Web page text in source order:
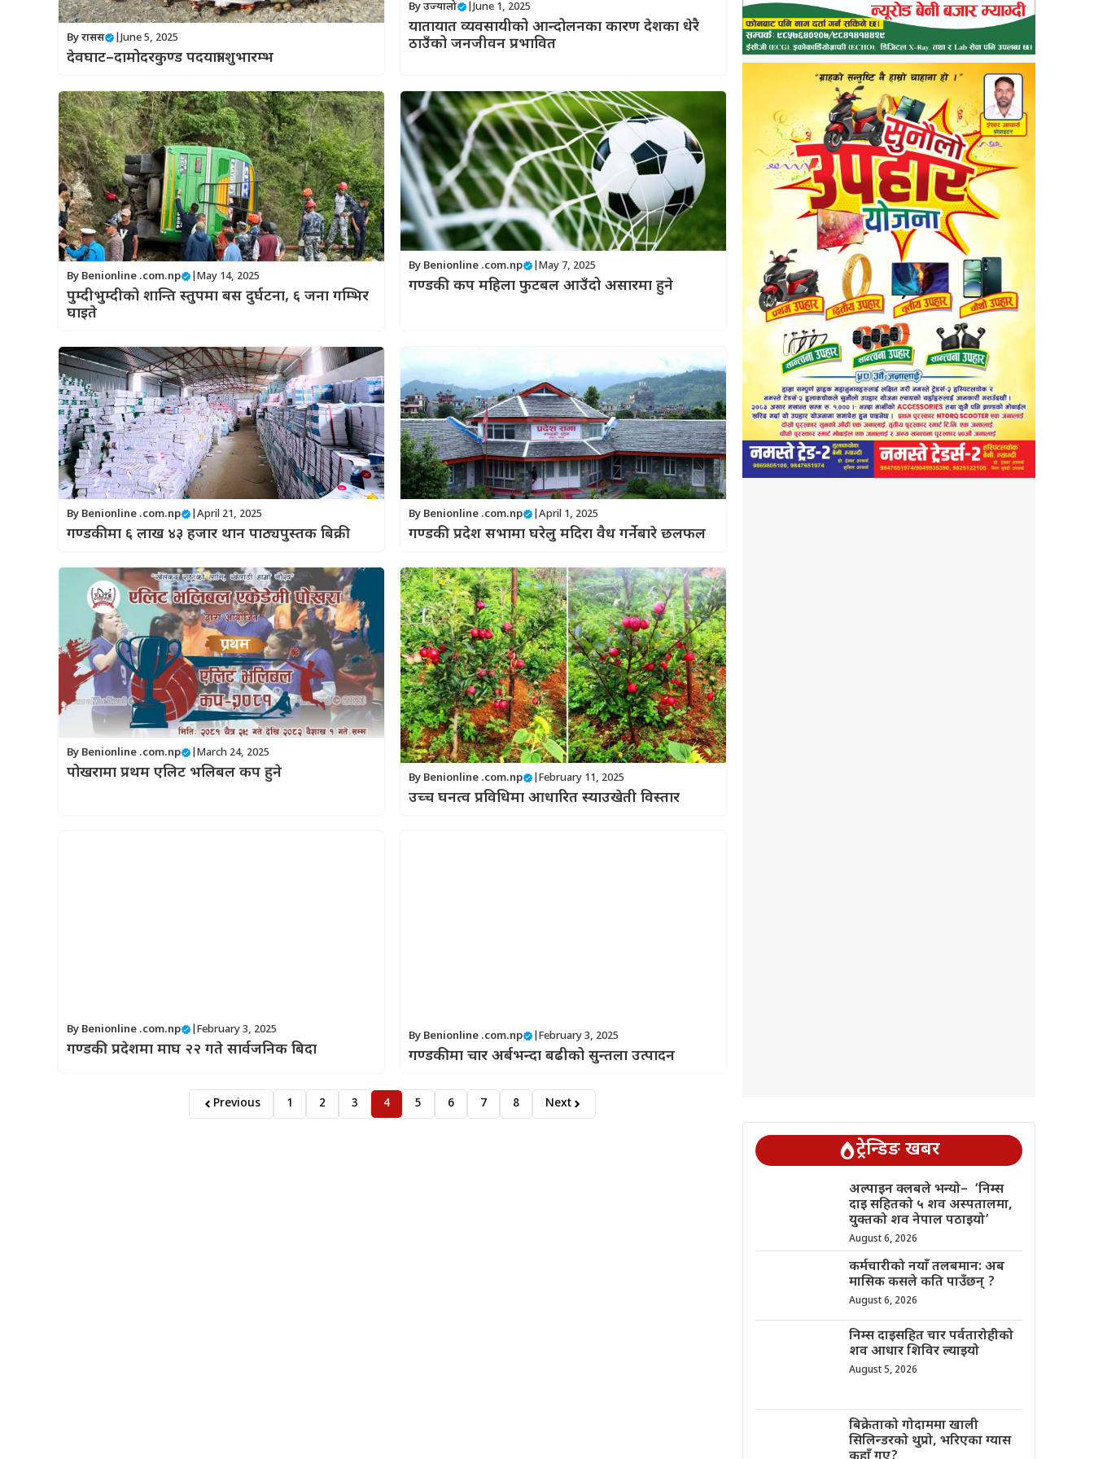
By रासस June 5, 2025
देवघाट–दामोदरकुण्ड पदयात्रा शुभारम्भ
By उज्यालो June 1, 2025
यातायात व्यवसायीको आन्दोलनका कारण देशका धेरै
ठाउँको जनजीवन प्रभावित
By Benionline .com.np May 14, 2025
पुम्दीभुम्दीको शान्ति स्तुपमा बस दुर्घटना, ६ जना गम्भिर
घाइते
By Benionline .com.np May 7, 2025
गण्डकी कप महिला फुटबल आउँदो असारमा हुने
By Benionline .com.np April 21, 2025
गण्डकीमा ६ लाख ४३ हजार थान पाठ्यपुस्तक बिक्री
By Benionline .com.np April 1, 2025
गण्डकी प्रदेश सभामा घरेलु मदिरा वैध गर्नेबारे छलफल
By Benionline .com.np March 24, 2025
पोखरामा प्रथम एलिट भलिबल कप हुने By Benionline .com.np February 11, 2025
उच्च घनत्व प्रविधिमा आधारित स्याउखेती विस्तार
By Benionline .com.np February 3, 2025
गण्डकी प्रदेशमा माघ २२ गते सार्वजनिक बिदा
By Benionline .com.np February 3, 2025
गण्डकीमा चार अर्बभन्दा बढीको सुन्तला उत्पादन
Previous 1 2 3 4 5 6 7 8 Next
ट्रेन्डिङ खबर
अल्पाइन क्लबले भन्यो– ‘निम्स
दाइ सहितको ५ शव अस्पतालमा,
युक्तको शव नेपाल पठाइयो’
August 6, 2026
कर्मचारीको नयाँ तलबमान: अब
मासिक कसले कति पाउँछन् ?
August 6, 2026
निम्स दाइसहित चार पर्वतारोहीको
शव आधार शिविर ल्याइयो
August 5, 2026
बिक्रेताको गोदाममा खाली
सिलिन्डरको थुप्रो, भरिएका ग्यास